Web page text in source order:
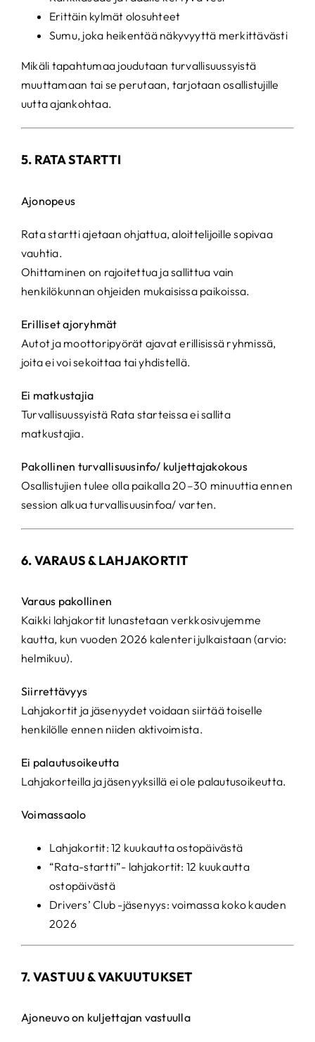
Erittäin kylmät olosuhteet
Sumu, joka heikentää näkyvyyttä merkittävästi
Mikäli tapahtumaa joudutaan turvallisuussyistä
muuttamaan tai se perutaan, tarjotaan osallistujille
uutta ajankohtaa.
5. RATA STARTTI
Ajonopeus
Rata startti ajetaan ohjattua, aloittelijoille sopivaa
vauhtia.
Ohittaminen on rajoitettua ja sallittua vain
henkilökunnan ohjeiden mukaisissa paikoissa.
Erilliset ajoryhmät
Autot ja moottoripyörät ajavat erillisissä ryhmissä,
joita ei voi sekoittaa tai yhdistellä.
Ei matkustajia
Turvallisuussyistä Rata starteissa ei sallita
matkustajia.
Pakollinen turvallisuusinfo/ kuljettajakokous
Osallistujien tulee olla paikalla 20–30 minuuttia ennen
session alkua turvallisuusinfoa/ varten.
6. VARAUS & LAHJAKORTIT
Varaus pakollinen
Kaikki lahjakortit lunastetaan verkkosivujemme
kautta, kun vuoden 2026 kalenteri julkaistaan (arvio:
helmikuu).
Siirrettävyys
Lahjakortit ja jäsenyydet voidaan siirtää toiselle
henkilölle ennen niiden aktivoimista.
Ei palautusoikeutta
Lahjakorteilla ja jäsenyyksillä ei ole palautusoikeutta.
Voimassaolo
Lahjakortit: 12 kuukautta ostopäivästä
“Rata-startti”- lahjakortit: 12 kuukautta
ostopäivästä
Drivers’ Club -jäsenyys: voimassa koko kauden
2026
7. VASTUU & VAKUUTUKSET
Ajoneuvo on kuljettajan vastuulla